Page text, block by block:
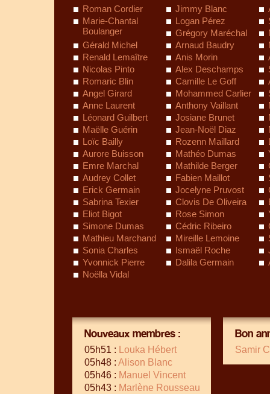
Roman Cordier
Jimmy Blanc
Marie-Chantal
Boulanger
Logan Pérez
Grégory Maréchal
Gérald Michel
Arnaud Baudry
Renald Lemaître
Anis Morin
Nicolas Pinto
Alex Deschamps
Romaric Blin
Camille Le Goff
Angel Girard
Mohammed Carlier
Anne Laurent
Anthony Vaillant
Léonard Guilbert
Josiane Brunet
Maëlle Guérin
Jean-Noël Diaz
Loïc Bailly
Rozenn Maillard
Aurore Buisson
Mathéo Dumas
Emre Marchal
Mathilde Berger
Audrey Collet
Fabien Maillot
Erick Germain
Jocelyne Pruvost
Sabrina Texier
Clovis De Oliveira
Eliot Bigot
Rose Simon
Simone Dumas
Cédric Ribeiro
Mathieu Marchand
Mireille Lemoine
Sonia Charles
Ismaël Roche
Yvonnick Pierre
Dalila Germain
Noëlla Vidal
Nouveaux membres :
05h51 :
Louka Hébert
05h48 : Alison Blanc
05h46 : Manuel Vincent
05h43 : Marlène Rousseau
Bon
Samir